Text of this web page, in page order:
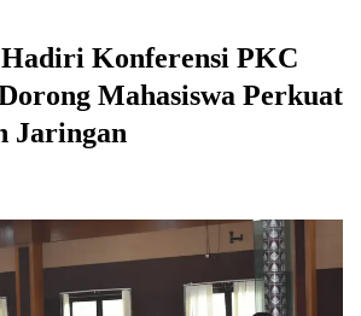
Konferensi PKC
Mahasiswa Perkuat
Jaringan